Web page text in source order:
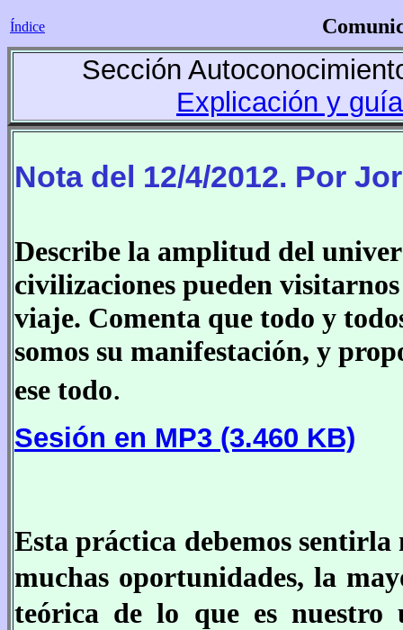
Índice
Sección
Explicación y
Nota del 12/4/2012. Por
Describe la amplitud del
civilizaciones pueden
viaje. Comenta que todo y
somos su manifestación, y
ese todo.
Sesión en MP3 (3.460 KB)
Esta práctica debemos
muchas oportunidades, la
teórica de lo que es nuestro